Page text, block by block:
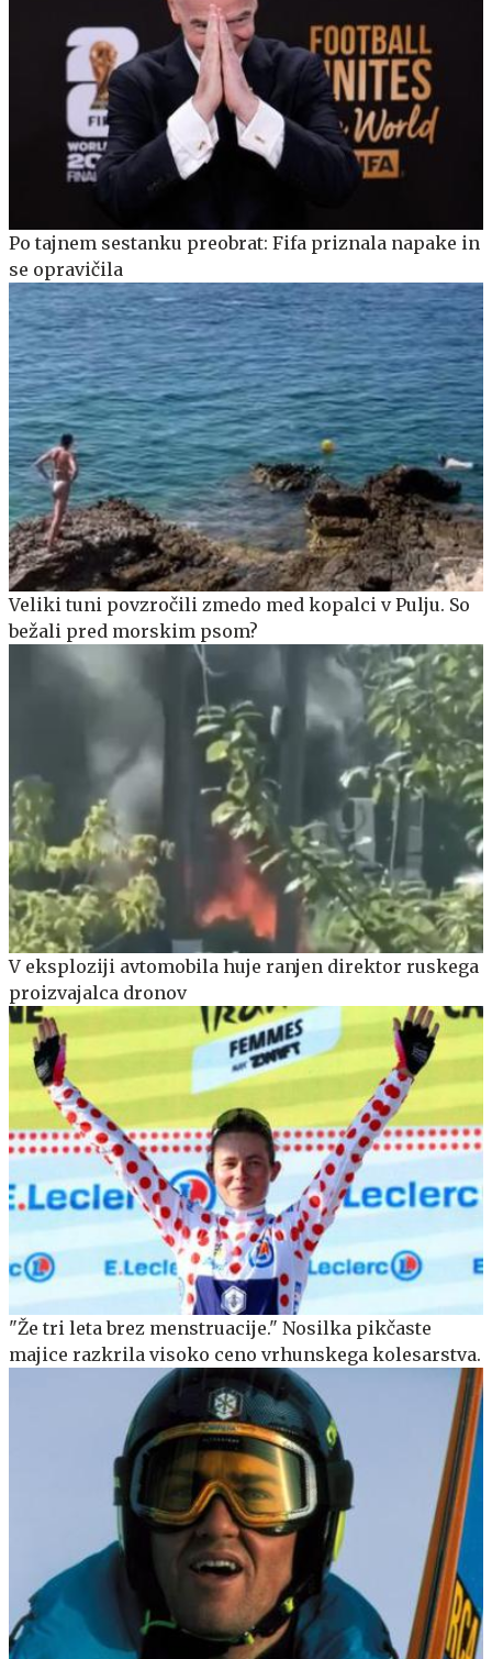
Po tajnem sestanku preobrat: Fifa priznala napake in
se opravičila
Veliki tuni povzročili zmedo med kopalci v Pulju. So
bežali pred morskim psom?
V eksploziji avtomobila huje ranjen direktor ruskega
proizvajalca dronov
"Že tri leta brez menstruacije." Nosilka pikčaste
majice razkrila visoko ceno vrhunskega kolesarstva.